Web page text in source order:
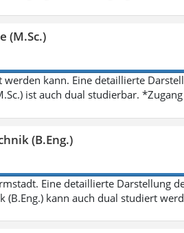
(M.Sc.)
werden kann. Eine detaillierte
ist auch dual studierbar.
(B.Eng.)
Eine detaillierte Darstellung
(B.Eng.) kann auch dual studiert